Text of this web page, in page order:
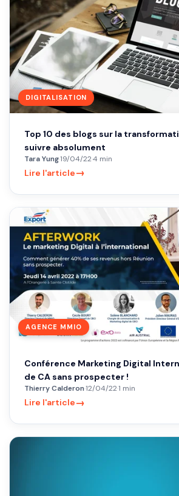
DIGITALISATION
Top 10 des blogs sur la
suivre absolument
Tara Yung·19/04/22·4 min
Lire l'article→
AGENCE MMIO
Conférence Marketing Digital
de CA sans prospecter !
Thierry Calderon·12/04/22·1 min
Lire l'article→